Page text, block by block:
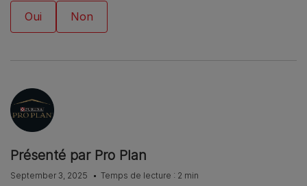
Présenté par Pro Plan
September 3, 2025 Temps de lecture : 2 min